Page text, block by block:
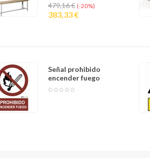
Precio
base
479,16 € -20%
383,33 €
Señal prohibido
encender fuego